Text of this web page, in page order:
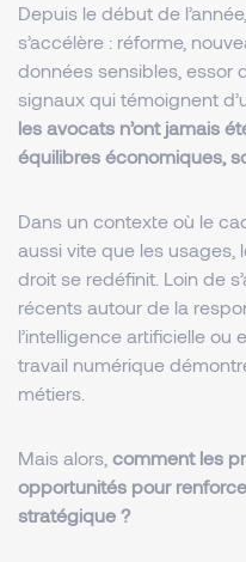
Depuis le début de
s’accélère : réforme,
données sensibles, essor
signaux qui témoignent
les avocats n’ont jamais
équilibres économiques,
Dans un contexte où le
aussi vite que les usages,
droit se redéfinit. Loin de
récents autour de la
l’intelligence artificielle ou
travail numérique
métiers.
Mais alors, comment les
opportunités pour
stratégique ?